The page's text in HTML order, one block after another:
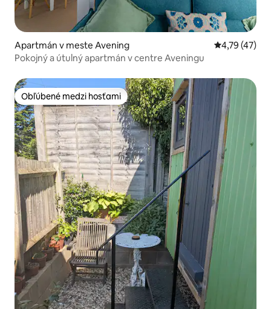
Apartmán v meste Avening Priemerné
4,79 (47)
Pokojný a útulný apartmán v centre Aveningu
Obľúbené medzi hosťami
Obľúbené medzi hosťami